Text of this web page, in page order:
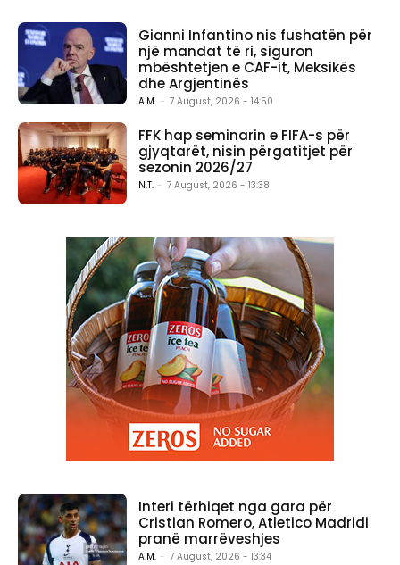
Gianni Infantino nis fushatën për
një mandat të ri, siguron
mbështetjen e CAF-it, Meksikës
dhe Argjentinës
A.M. - 7 August, 2026 - 14:50
FFK hap seminarin e FIFA-s për
gjyqtarët, nisin përgatitjet për
sezonin 2026/27
N.T. - 7 August, 2026 - 13:38
Interi tërhiqet nga gara për
Cristian Romero, Atletico Madridi
pranë marrëveshjes
A.M. - 7 August, 2026 - 13:34